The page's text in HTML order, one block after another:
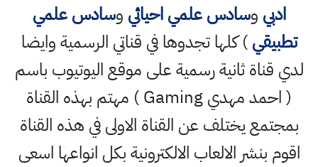
ادبي وسادس علمي احيائي وسادس علمي
تطبيقي) كلها تجدوها في قناتي الرسمية وايضا
لدي قناة ثانية رسمية على موقع اليوتيوب باسم
( احمد مهدي Gaming ) مهتم بهذه القناة
بمجتمع يختلف عن القناة الاولى في هذه القناة
اقوم بنشر الالعاب الالكترونية بكل انواعها اسعى